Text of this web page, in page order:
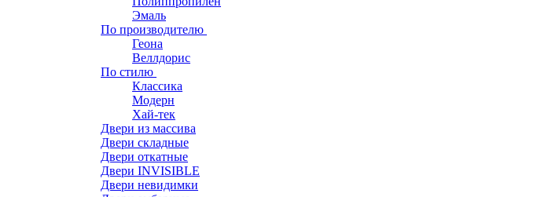
Эмаль
По производителю
Геона
Веллдорис
По стилю
Классика
Модерн
Хай-тек
Двери из массива
Двери складные
Двери откатные
Двери INVISIBLE
Двери невидимки